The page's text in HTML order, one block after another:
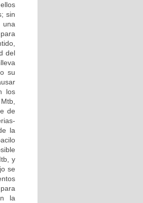
sin
una
del
su
los
de
la
y
se
la